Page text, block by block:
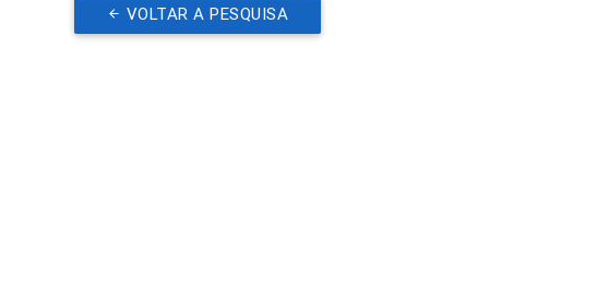
VOLTAR A PESQUISA